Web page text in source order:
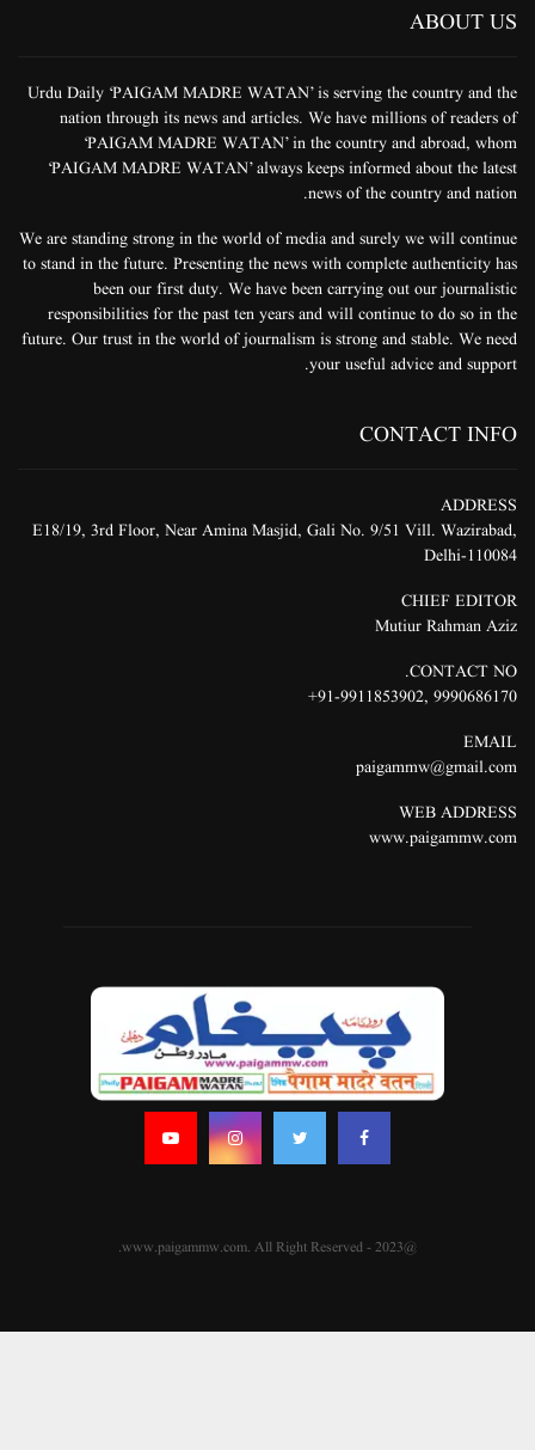
ABOUT US
Urdu Daily ‘PAIGAM MADRE WATAN’ is serving the country and the
nation through its news and articles. We have millions of readers of
‘PAIGAM MADRE WATAN’ in the country and abroad, whom
‘PAIGAM MADRE WATAN’ always keeps informed about the latest
news of the country and nation.
We are standing strong in the world of media and surely we will continue
to stand in the future. Presenting the news with complete authenticity has
been our first duty. We have been carrying out our journalistic
responsibilities for the past ten years and will continue to do so in the
future. Our trust in the world of journalism is strong and stable. We need
your useful advice and support.
CONTACT INFO
ADDRESS
E18/19, 3rd Floor, Near Amina Masjid, Gali No. 9/51 Vill. Wazirabad,
Delhi-110084
CHIEF EDITOR
Mutiur Rahman Aziz
CONTACT NO.
9990686170
,
91-9911853902+
EMAIL
paigammw@gmail.com
WEB ADDRESS
www.paigammw.com
@2023 - www.paigammw.com. All Right Reserved.